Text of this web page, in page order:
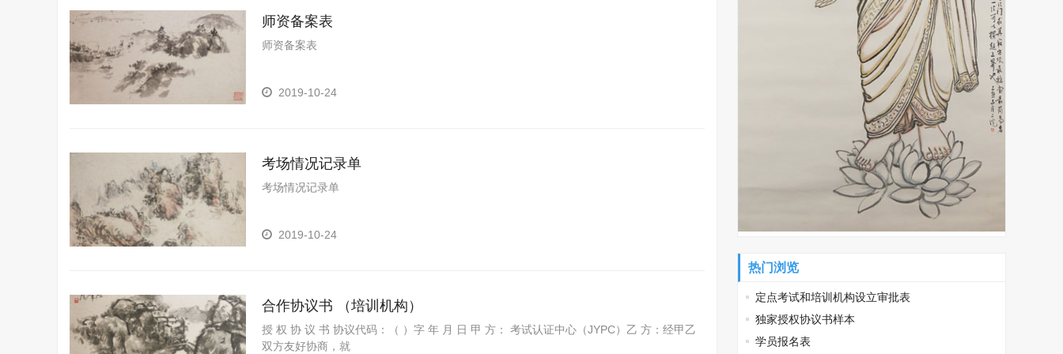
师资备案表
师资备案表
2019-10-24
考场情况记录单
考场情况记录单
2019-10-24
合作协议书 （培训机构）
授 权 协 议 书 协议代码：（ ）字 年 月 日 甲 方： 考试认证中心（JYPC）乙 方：经甲乙
双方友好协商，就
热门浏览
定点考试和培训机构设立审批表
独家授权协议书样本
学员报名表